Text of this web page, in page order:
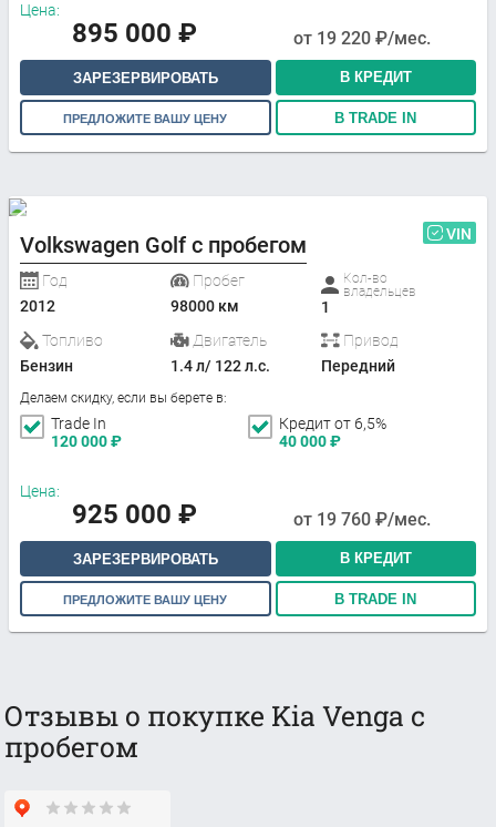
Цена:
895 000 ₽ от 19 220 ₽/мес.
ЗАРЕЗЕРВИРОВАТЬ В КРЕДИТ
ПРЕДЛОЖИТЕ ВАШУ ЦЕНУ В TRADE IN
Volkswagen Golf с пробегом VIN
Год
2012
Пробег
98000 км
Кол-во
владельцев
1
Топливо
Бензин
Двигатель
1.4 л/ 122 л.с.
Привод
Передний
Делаем скидку, если вы берете в:
Trade In
120 000₽
Кредит от 6,5%
40 000₽
Цена:
925 000 ₽ от 19 760 ₽/мес.
ЗАРЕЗЕРВИРОВАТЬ В КРЕДИТ
ПРЕДЛОЖИТЕ ВАШУ ЦЕНУ В TRADE IN
Отзывы о покупке Kia Venga с
пробегом